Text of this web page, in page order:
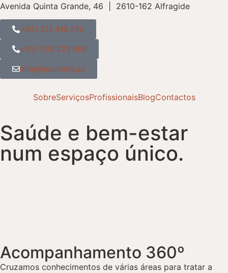
Avenida Quinta Grande, 46 | 2610-162 Alfragide
+351 212 418 270
+351 938 723 888
info@teucentro.pt
SobreServiçosProfissionaisBlogContactos
Saúde e bem-estar
num espaço único.
Acompanhamento 360º
Cruzamos conhecimentos de várias áreas para tratar a